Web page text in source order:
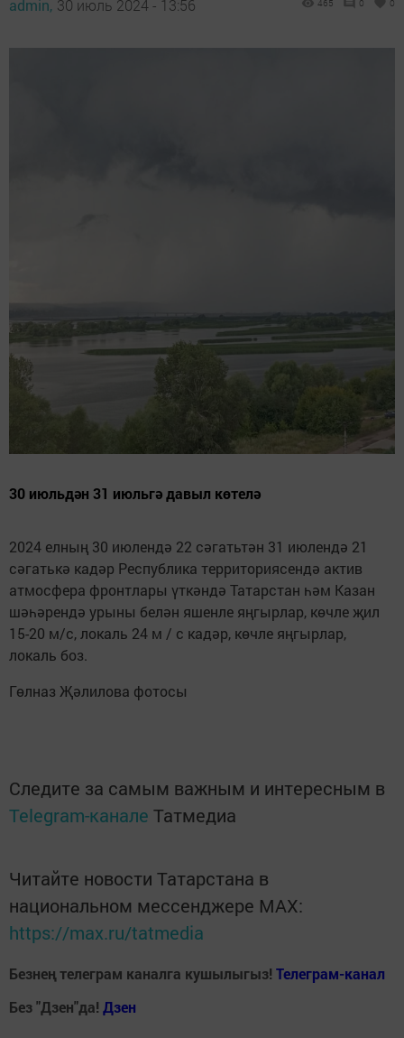
admin, 30 июль 2024 - 13:56 465 0 0
30 июльдән 31 июльгә давыл көтелә
2024 елның 30 июлендә 22 сәгатьтән 31 июлендә 21
сәгатькә кадәр Республика территориясендә актив
атмосфера фронтлары үткәндә Татарстан һәм Казан
шәһәрендә урыны белән яшенле яңгырлар, көчле җил
15-20 м/с, локаль 24 м / с кадәр, көчле яңгырлар,
локаль боз.
Гөлназ Җәлилова фотосы
Следите за самым важным и интересным в
Telegram-канале Татмедиа
Читайте новости Татарстана в
национальном мессенджере MАХ:
https://max.ru/tatmedia
Безнең телеграм каналга кушылыгыз! Телеграм-канал
Без "Дзен"да! Дзен